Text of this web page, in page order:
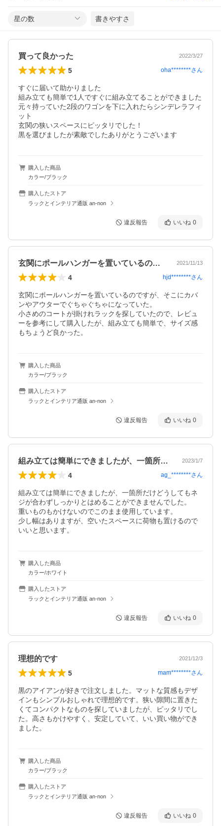
星の数 書きやすさ
買って良かった 2022/3/27
5 oha********さん
すぐに届いて助かりました
組み立ても簡単で1人ですぐに組み立てることができました
元々持っていた2段のワゴンを下に入れたらシンデレラフィ
ット
玄関の狭いスペースにピッタリでした！
黒を選びましたが素敵でしたありがとうございます
購入した商品
カラー/ブラック
購入したストア
ラックとインテリア通販 an-non
違反報告 いいね 0
玄関にポールハンガーを置いているのです… 2021/11/13
4 hjd********さん
玄関にポールハンガーを置いているのですが、そこにカバ
ンやアウターでぐちゃぐちゃになっていた。
小さめのコートが掛けれラックを探していたので、レビュ
ーを参考にして購入したが、組み立ても簡単で、サイズ感
もちょうど良かった。
購入した商品
カラー/ブラック
購入したストア
ラックとインテリア通販 an-non
違反報告 いいね 0
組み立ては簡単にできましたが、一箇所だ… 2023/1/7
4 ag_********さん
組み立ては簡単にできましたが、一箇所だけどうしてもネ
ジが合わずしっかりとはめることができませんでした。
重いものもかけないのでこのまま使用しています。
少し幅はありますが、空いたスペースに荷物も置けるので
いいと思います。
購入した商品
カラー/ホワイト
購入したストア
ラックとインテリア通販 an-non
違反報告 いいね 0
理想的です 2021/12/3
5 mam********さん
黒のアイアンが好きで注文しました。マットな質感もデザ
インもシンプルおしゃれで理想的です。狭い隙間に置きた
くてコンパクトなものを探していましたが、ピッタリでし
た。高さもかけやすく、安定していて、いい買い物ができ
ました。
購入した商品
カラー/ブラック
購入したストア
ラックとインテリア通販 an-non
違反報告 いいね 0